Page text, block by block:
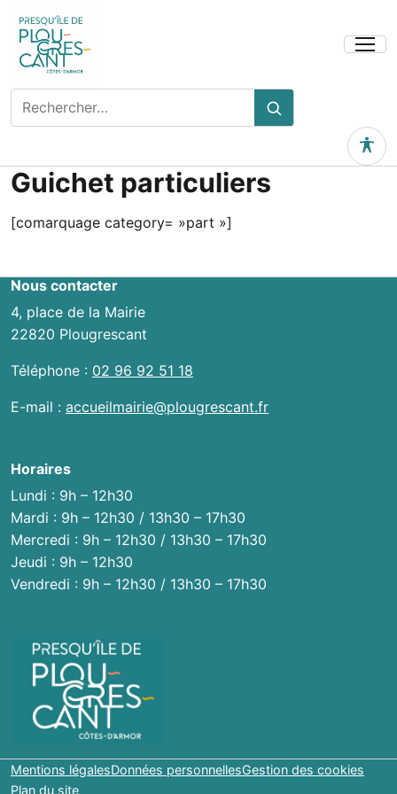
Ouvrir
Rechercher
sur
site
Rechercher
Outils
Guichet particuliers
[comarquage category= »part »]
Nous contacter
4, place de la Mairie
22820 Plougrescant
Téléphone : 02 96 92 51 18
E-mail : accueilmairie@plougrescant.fr
Horaires
Lundi : 9h – 12h30
Mardi : 9h – 12h30 / 13h30 – 17h30
Mercredi : 9h – 12h30 / 13h30 – 17h30
Jeudi : 9h – 12h30
Vendredi : 9h – 12h30 / 13h30 – 17h30
Mentions légalesDonnées personnellesGestion des cookies
Plan du site